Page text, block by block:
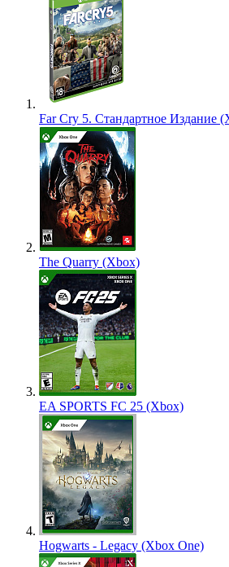
Far Cry 5. Стандартное Издание
The Quarry (Xbox)
EA SPORTS FC 25 (Xbox)
Hogwarts - Legacy (Xbox One)